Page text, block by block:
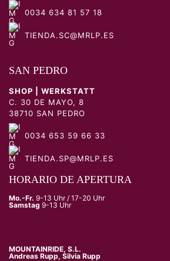
0034 634 81 57 18
TIENDA.SC@MRLP.ES
SAN PEDRO
SHOP | WERKSTATT
C. 30 DE MAYO, 8
38710 SAN PEDRO
0034 653 59 66 33
TIENDA.SP@MRLP.ES
HORARIO DE APERTURA
Mo.-Fr. 9-13 Uhr / 17-20 Uhr
Samstag 9-13 Uhr
MOUNTAINRIDE, S.L.
Andreas Rupp, Silvia Rupp